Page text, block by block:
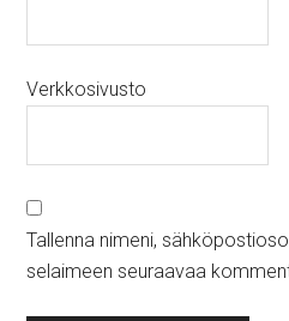
Verkkosivusto
Tallenna nimeni,
selaimeen seuraavaa